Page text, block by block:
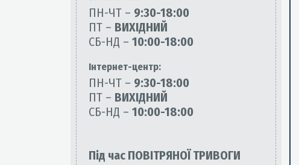
ПН-ЧТ – 9:30-18:00
ПТ – ВИХІДНИЙ
СБ-НД – 10:00-18:00
Інтернет-центр:
ПН-ЧТ – 9:30-18:00
ПТ – ВИХІДНИЙ
СБ-НД – 10:00-18:00
Під час ПОВІТРЯНОЇ ТРИВОГИ